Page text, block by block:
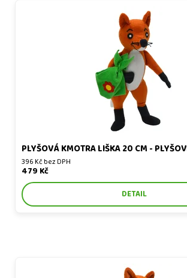
TV plyšáci - plyšová Chytrá Kmotra Liška
PLYŠOVÁ KMOTRA LIŠKA 20 CM -
396 Kč bez DPH
479 Kč
DETAIL